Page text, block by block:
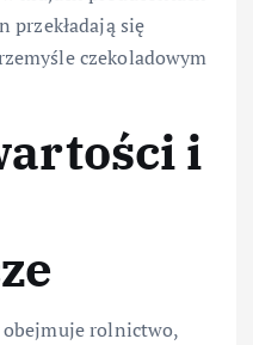
przekładają się
czekoladowym
i
obejmuje rolnictwo,